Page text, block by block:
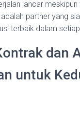
lancar
partner yang
terbaik dalam
dan
untuk